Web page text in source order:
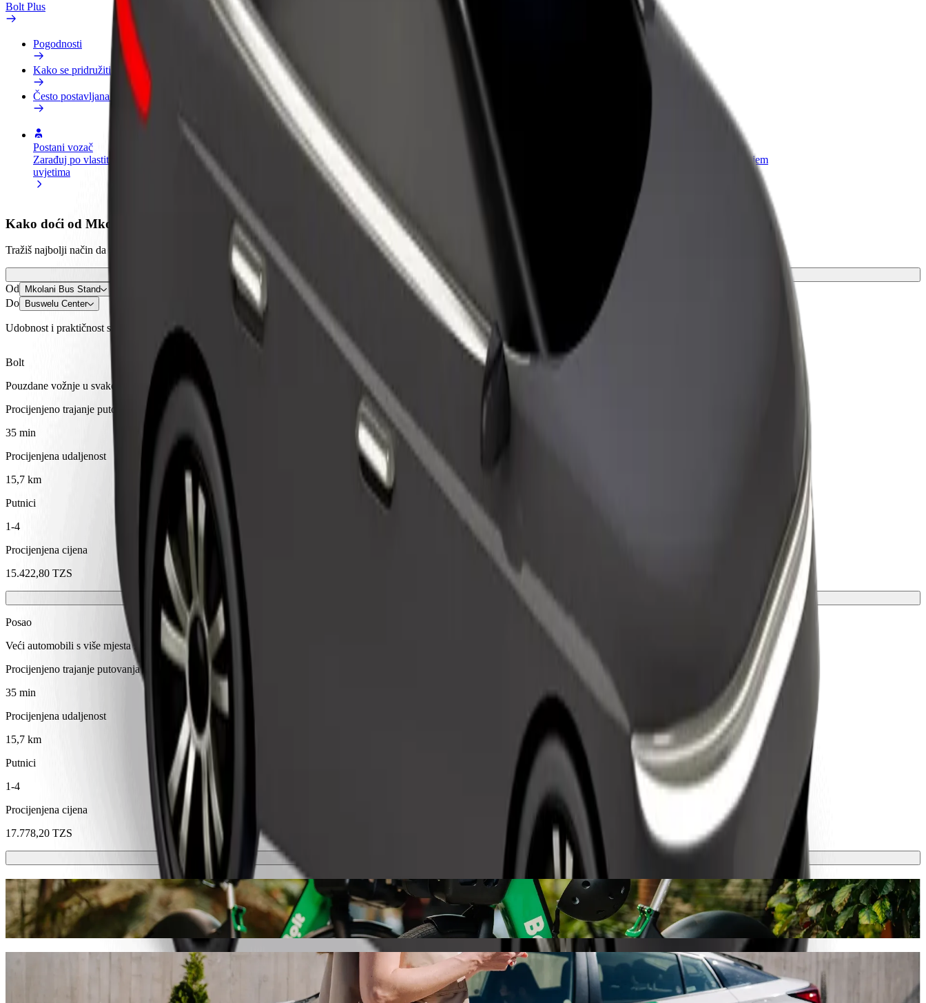
Bolt Plus
Pogodnosti
Kako se pridružiti
Često postavljana pitanja
Postani vozač
Zarađuj po vlastitim
uvjetima
Postani dostavljač
Dostavljaj hranu i primaj tjedne
Dodaj restoran ili trgovinu
Dosegni više kupaca i povećaj
Bolt for Business
Bolt proizvodi i usluge prilagođeni tvojem
Kako doći od Mkolani Bus Stand do Buswelu Center
Tražiš najbolji način da stigneš od Mkolani Bus Stand do Buswelu Center? Istraži naše usluge i pronađi savršenu za svoje putovanje.
Preuzmi aplikaciju
Od Mkolani Bus Stand
Do Buswelu Center
Udobnost i praktičnost su nadohvat ruke!
Bolt
Pouzdane vožnje u svakodnevnim automobilima srednje veličine.
Procijenjeno trajanje putovanja
35 min
Procijenjena udaljenost
15,7 km
Putnici
1-4
Procijenjena cijena
15.422,80 TZS
Posao
Veći automobili s više mjesta za noge i prtljagu
Procijenjeno trajanje putovanja
35 min
Procijenjena udaljenost
15,7 km
Putnici
1-4
Procijenjena cijena
17.778,20 TZS
Romobili ili e-bicikli
Kreći se po Mvanza sa skuterima ili e-biciklima
Preuzmi aplikaciju Bolt
Dođi od Mkolani Bus Stand do Buswelu Center s Bolt vožnjom na zahtjev
Preporučujemo da odabereš Bolt vožnju na zahtjev ako tražiš najbolju cijenu za dolazak do Buswelu Center. Korištenjem Bolta, ovo putovanje će trajati oko 35 min i koštati otprilike 7.849,70 TZS TZS. Bez